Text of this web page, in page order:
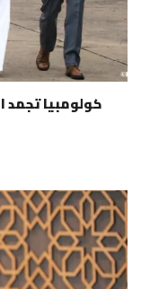
كولومبيا تجمد